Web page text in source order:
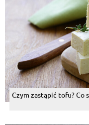
Czym zastąpić tofu? Co